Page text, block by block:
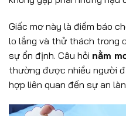
Giấc mơ này là điềm báo
lo lắng và thử thách trong
sự ổn định. Câu hỏi nằm
thường được nhiều người
hợp liên quan đến sự an